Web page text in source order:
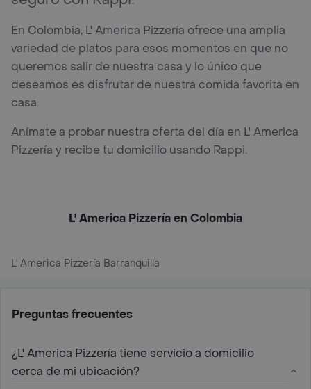
En Colombia, L' America Pizzería ofrece una amplia
variedad de platos para esos momentos en que no
queremos salir de nuestra casa y lo único que
deseamos es disfrutar de nuestra comida favorita en
casa.
Anímate a probar nuestra oferta del día en L' America
Pizzería y recibe tu domicilio usando Rappi.
L' America Pizzería en Colombia
L' America Pizzería Barranquilla
Preguntas frecuentes
¿L' America Pizzería tiene servicio a domicilio
cerca de mi ubicación?